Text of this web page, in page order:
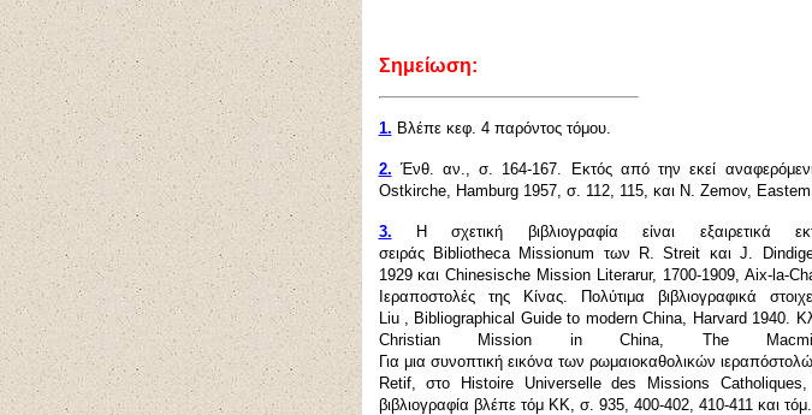
Σημείωση:
1. Βλέπε κεφ. 4 παρόντος τόμου.
2. Ένθ. αν., σ. 164-167. Εκτός από την εκεί
Ostkirche, Hamburg 1957, σ. 112, 115, και N. Zemov,
3. Η σχετική βιβλιογραφία είναι
σειράς Bibliotheca Missionum των R.Streit και J.
1929 και Chinesische Mission Literarur, 1700-1909, Aix-la-C
Ιεραποστολές της Κίνας. Πολύτιμα βιβλιογραφικά
L iu , Bibliographical Guideto modernChina, Harvard 1940.
Christian Mission in China, The
Για μια συνοπτική εικόνα των ρωμαιοκαθολικών
Retif,στο Histoire Universelle des Missions
βιβλιογραφία βλέπε τόμΚΚ σ. 935, 400-402, 410-411 και τόμ.